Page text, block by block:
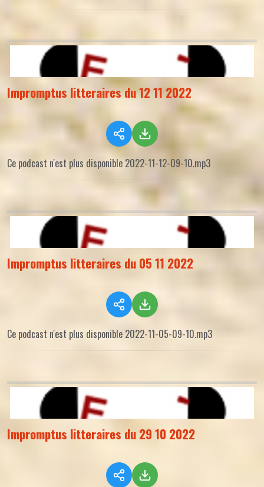
Impromptus litteraires du 12 11 2022
Ce podcast n'est plus disponible 2022-11-12-09-10.mp3
Impromptus litteraires du 05 11 2022
Ce podcast n'est plus disponible 2022-11-05-09-10.mp3
Impromptus litteraires du 29 10 2022